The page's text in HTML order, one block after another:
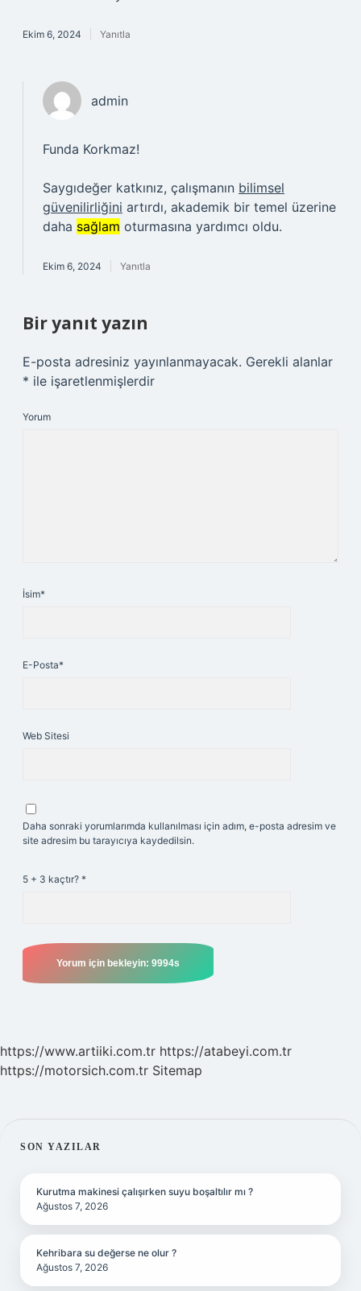
Ekim 6, 2024 Yanıtla
admin
Funda Korkmaz!
Saygıdeğer katkınız, çalışmanın bilimsel
güvenilirliğini artırdı, akademik bir temel üzerine
daha sağlam oturmasına yardımcı oldu.
Ekim 6, 2024 Yanıtla
Bir yanıt yazın
E-posta adresiniz yayınlanmayacak. Gerekli alanlar
* ile işaretlenmişlerdir
Yorum
İsim*
E-Posta*
Web Sitesi
Daha sonraki yorumlarımda kullanılması için adım, e-posta adresim ve
site adresim bu tarayıcıya kaydedilsin.
5 + 3 kaçtır? *
https://www.artiiki.com.tr https://atabeyi.com.tr
https://motorsich.com.tr Sitemap
SIDEBAR
SON YAZILAR
Kurutma makinesi çalışırken suyu boşaltılır mı ?
Ağustos 7, 2026
Kehribara su değerse ne olur ?
Ağustos 7, 2026